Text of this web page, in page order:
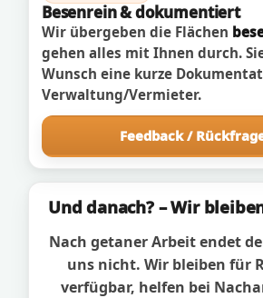
Besenrein & dokumentiert
Wir übergeben die Flächen
gehen alles mit Ihnen durch.
Wunsch eine kurze
Verwaltung/Vermieter.
Feedback /
Und danach? – Wir
Nach getaner Arbeit endet
uns nicht. Wir bleiben für
verfügbar, helfen bei